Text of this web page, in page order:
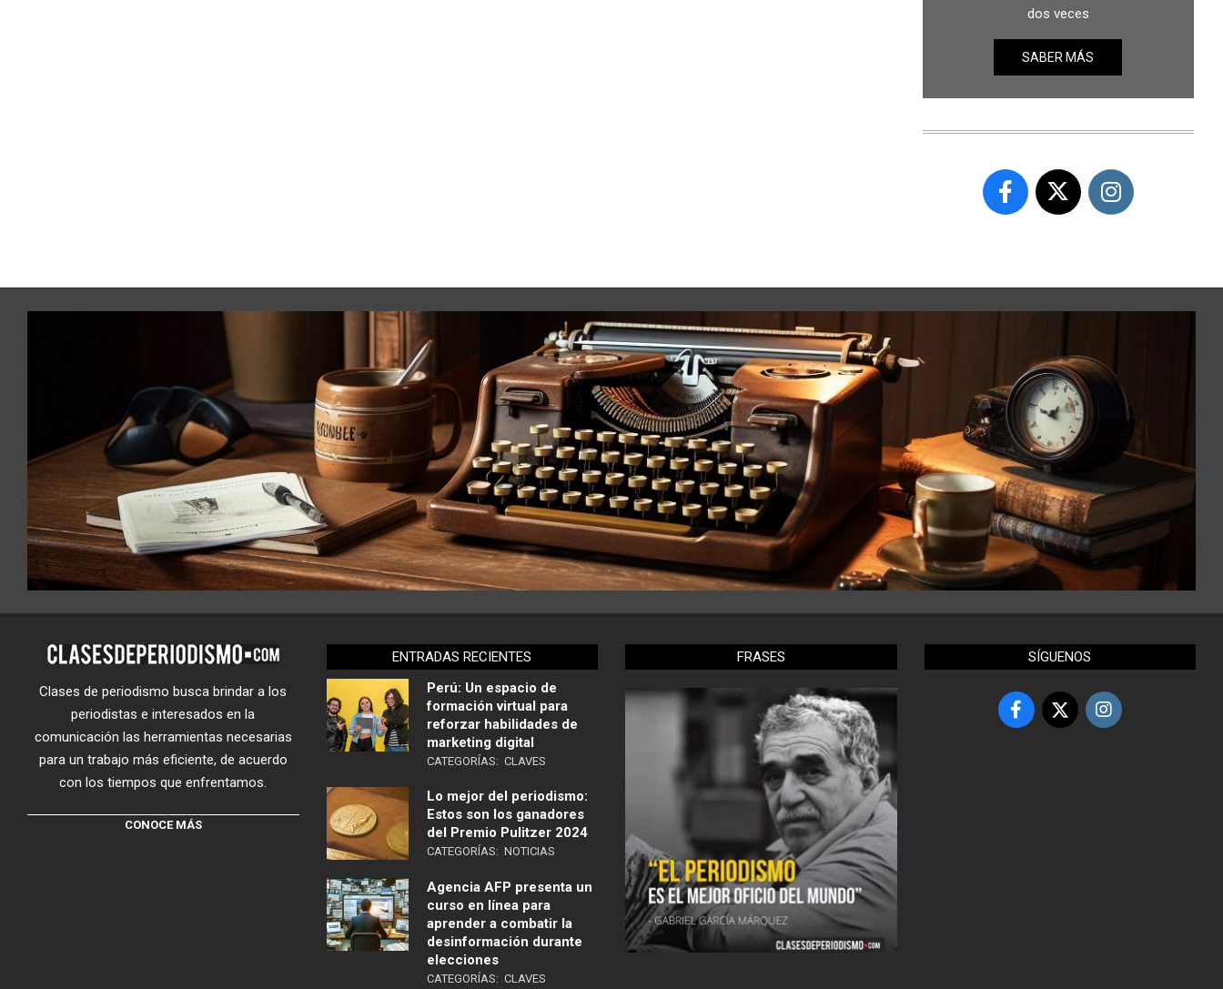
dos veces
SABER MÁS
Clases de periodismo busca brindar a los
periodistas e interesados en la
comunicación las herramientas necesarias
para un trabajo más eficiente, de acuerdo
con los tiempos que enfrentamos.
CONOCE MÁS
ENTRADAS RECIENTES
Perú: Un espacio de
formación virtual para
reforzar habilidades de
marketing digital
CATEGORÍAS: CLAVES
Lo mejor del periodismo:
Estos son los ganadores
del Premio Pulitzer 2024
CATEGORÍAS: NOTICIAS
Agencia AFP presenta un
curso en línea para
aprender a combatir la
desinformación durante
elecciones
CATEGORÍAS: CLAVES
FRASES SÍGUENOS